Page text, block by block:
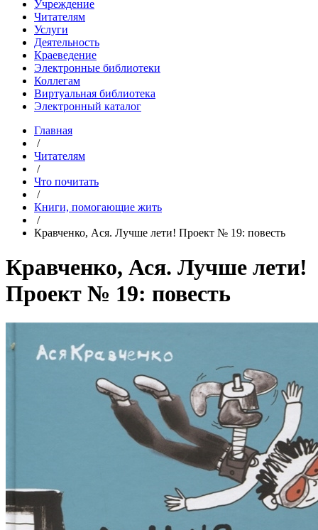
Учреждение
Читателям
Услуги
Деятельность
Краеведение
Электронные библиотеки
Коллегам
Виртуальная библиотека
Электронный каталог
Главная
/
Читателям
/
Что почитать
/
Книги, помогающие жить
/
Кравченко, Ася. Лучше лети! Проект № 19: повесть
Кравченко, Ася. Лучше лети!
Проект № 19: повесть